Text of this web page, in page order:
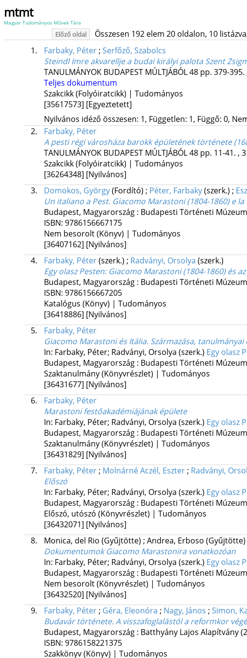
mtmt
Magyar Tudományos Művek Tára
Előző oldal Összesen 192 elem 20 oldalon, 10
1. Farbaky, Péter; Serfőző, Szabolcs
Steindl Imre akvarellje a budai királyi palota Szent
TANULMÁNYOK BUDAPEST MÚLTJÁBÓL48 pp. 379-395.
Teljes dokumentum
Szakcikk (Folyóiratcikk) | Tudományos
[35617573] [Egyeztetett]
Nyilvános idéző összesen: 1, Független: 1, Függő: 0,
2.
Farbaky, Péter
A pesti régi városháza barokk épületének története
TANULMÁNYOK BUDAPEST MÚLTJÁBÓL48 pp. 11-41. ,
Szakcikk (Folyóiratcikk) | Tudományos
[36264348] [Nyilvános]
3.
Domokos, György(Fordító) ; Péter, Farbaky(szerk.) ;
Un italiano a Pest. Giacomo Marastoni (1804-1860) e
Budapest, Magyarország : Budapesti Történeti
ISBN: 9786156667175
Nem besorolt (Könyv) | Tudományos
[36407162] [Nyilvános]
4.
Farbaky, Péter(szerk.) ; Radványi, Orsolya (szerk.)
Egy olasz Pesten: Giacomo Marastoni (1804-1860) és
Budapest, Magyarország : Budapesti Történeti
ISBN: 9786156667205
Katalógus (Könyv) | Tudományos
[36418886] [Nyilvános]
5.
Farbaky, Péter
Giacomo Marastoni és Itália. Származása, tanulmányai
In: Farbaky, Péter; Radványi, Orsolya (szerk.) Egy olasz
Budapest, Magyarország : Budapesti Történeti
Szaktanulmány (Könyvrészlet) | Tudományos
[36431677] [Nyilvános]
6.
Farbaky, Péter
Marastoni festőakadémiájának épülete
In: Farbaky, Péter; Radványi, Orsolya (szerk.) Egy olasz
Budapest, Magyarország : Budapesti Történeti
Szaktanulmány (Könyvrészlet) | Tudományos
[36431829] [Nyilvános]
7.
Farbaky, Péter; Molnárné Aczél, Eszter; Radványi,
Előszó
In: Farbaky, Péter; Radványi, Orsolya (szerk.) Egy olasz
Budapest, Magyarország : Budapesti Történeti
Előszó, utószó (Könyvrészlet) | Tudományos
[36432071] [Nyilvános]
8.
Monica, del Rio (Gyűjtötte) ; Andrea, Erboso (Gyűjtötte)
Dokumentumok Giacomo Marastonira vonatkozóan
In: Farbaky, Péter; Radványi, Orsolya (szerk.) Egy olasz
Budapest, Magyarország : Budapesti Történeti
Nem besorolt (Könyvrészlet) | Tudományos
[36432520] [Nyilvános]
9.
Farbaky, Péter; Géra, Eleonóra ; Nagy, János ; Simon,
Budavár története. A visszafoglalástól a reformkor
Budapest, Magyarország : Batthyány Lajos Alapítvány
ISBN: 9786158221375
Szakkönyv (Könyv) | Tudományos